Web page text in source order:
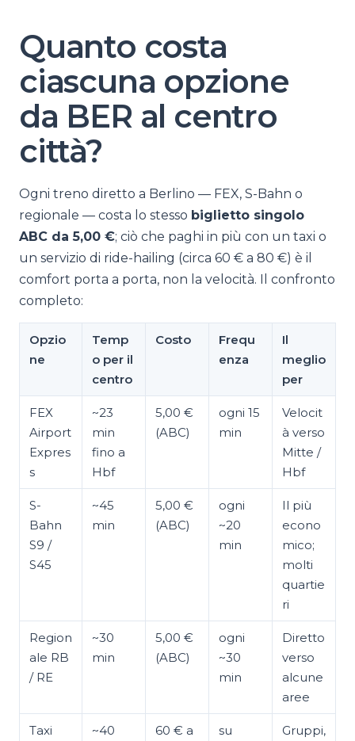
Quanto costa
ciascuna opzione
da BER al centro
città?
Ogni treno diretto a Berlino — FEX, S-Bahn o
regionale — costa lo stesso biglietto singolo
ABC da 5,00 €; ciò che paghi in più con un taxi o
un servizio di ride-hailing (circa 60 € a 80 €) è il
comfort porta a porta, non la velocità. Il confronto
completo:
Opzio
ne
Temp
o per il
centro
Costo
Frequ
enza
Il
meglio
per
FEX
Airport
Expres
s
~23
min
fino a
Hbf
5,00 €
(ABC)
ogni 15
min
Velocit
à verso
Mitte /
Hbf
S-
Bahn
S9 /
S45
~45
min
5,00 €
(ABC)
ogni
~20
min
Il più
econo
mico;
molti
quartie
ri
Region
ale RB
/ RE
~30
min
5,00 €
(ABC)
ogni
~30
min
Diretto
verso
alcune
aree
Taxi
~40
60 € a
su
Gruppi,